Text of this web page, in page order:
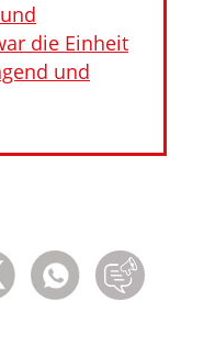
die Einheit
und